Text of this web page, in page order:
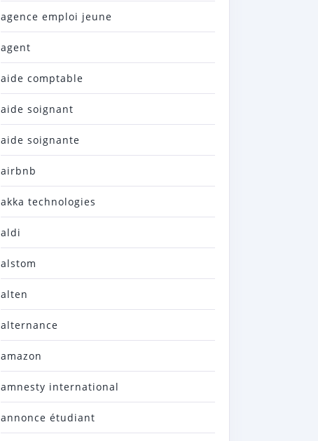
agence emploi jeune
agent
aide comptable
aide soignant
aide soignante
airbnb
akka technologies
aldi
alstom
alten
alternance
amazon
amnesty international
annonce étudiant